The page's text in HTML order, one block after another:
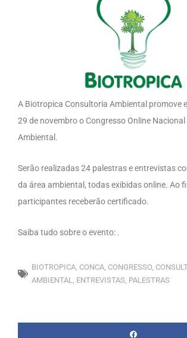
A Biotropica Consultoria Ambiental promove
29 de novembro o Congresso Online
Ambiental.
Serão realizadas 24 palestras e entrevistas
da área ambiental, todas exibidas online. Ao
participantes receberão certificado.
Saiba tudo sobre o evento: .
BIOTROPICA CONCA CONGRESSO
AMBIENTAL
ENTREVISTAS PALESTRAS